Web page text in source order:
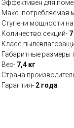
Эффективен для
Макс. потребляемая
Ступени мощности
Количество секций-
Класс
Габаритные
Вес- 7,4 кг
Страна
Гарантия- 2 года